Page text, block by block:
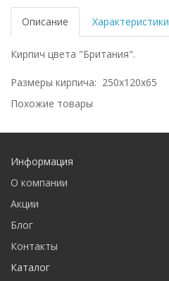
Описание Характеристики
Кирпич цвета "Британия".
Размеры кирпича: 250х120х65
Похожие товары
Информация
О компании
Акции
Блог
Контакты
Каталог